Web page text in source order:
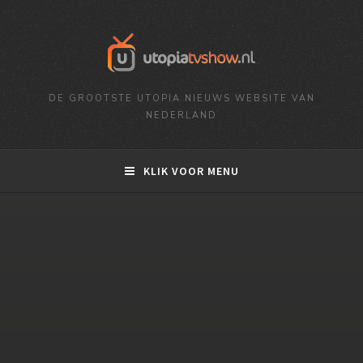
DE GROOTSTE UTOPIA NIEUWS WEBSITE VAN
NEDERLAND
KLIK VOOR MENU